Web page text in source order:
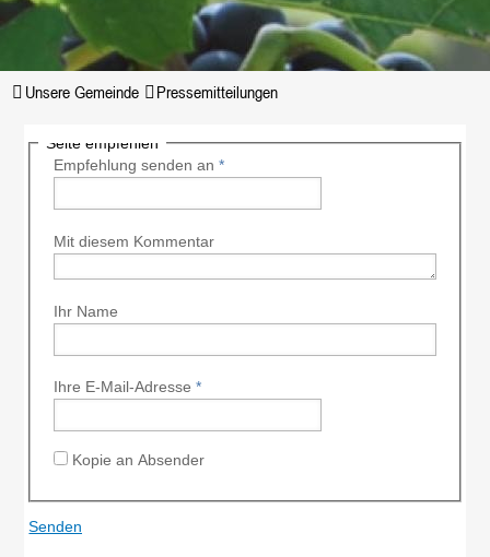
Unsere Gemeinde Pressemitteilungen
Seite empfehlen
Empfehlung senden an *
Mit diesem Kommentar
Ihr Name
Ihre E-Mail-Adresse *
Kopie an Absender